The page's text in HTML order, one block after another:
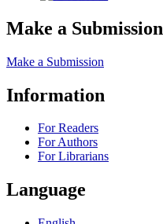
Make a Submission
Make a Submission
Information
For Readers
For Authors
For Librarians
Language